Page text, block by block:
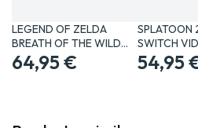
LEGEND OF ZELDA
BREATH OF THE WILD
SWITCH…
64,95 €
SPLATOON
SWITCH
FÍSICO
54,95